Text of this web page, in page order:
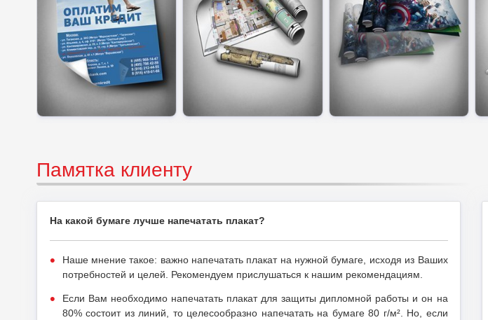
Памятка клиенту
На какой бумаге лучше напечатать плакат?
Наше мнение такое: важно напечатать плакат на нужной бумаге, исходя из Ваших
потребностей и целей. Рекомендуем прислушаться к нашим рекомендациям.
Если Вам необходимо напечатать плакат для защиты дипломной работы и он на
80% состоит из линий, то целесообразно напечатать на бумаге 80 г/м². Но, если